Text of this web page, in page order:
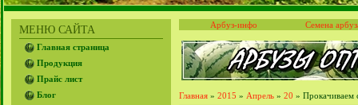
МЕНЮ САЙТА
Главная страница
Продукция
Прайс лист
Блог
Арбуз-инфо Семена
Главная » 2015 » Апрель » 20 » Прокачиваем